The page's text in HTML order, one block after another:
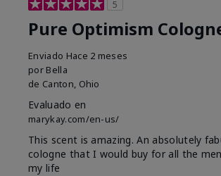
5
Pure Optimism
Enviado Hace 2 meses
por Bella
de Canton, Ohio
Evaluado en
marykay.com/en-us/
This scent is amazing. An absolutely
cologne that I would buy for all the
my life